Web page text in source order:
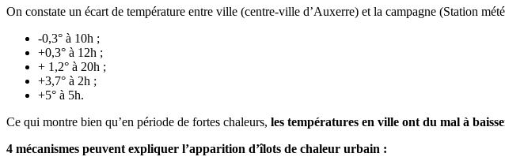
On constate un écart de température entre ville (centre-ville d’Auxerre) et la campagne (Station
-0,3° à 10h ;
+0,3° à 12h ;
+ 1,2° à 20h ;
+3,7° à 2h ;
+5° à 5h.
Ce qui montre bien qu’en période de fortes chaleurs, les températures en ville ont du mal à
4 mécanismes peuvent expliquer l’apparition d’îlots de chaleur urbain :